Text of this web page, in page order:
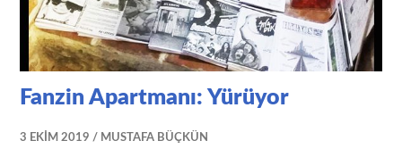
Fanzin Apartmanı: Yürüyor
3 EKIM 2019 MUSTAFA BÜÇKÜN